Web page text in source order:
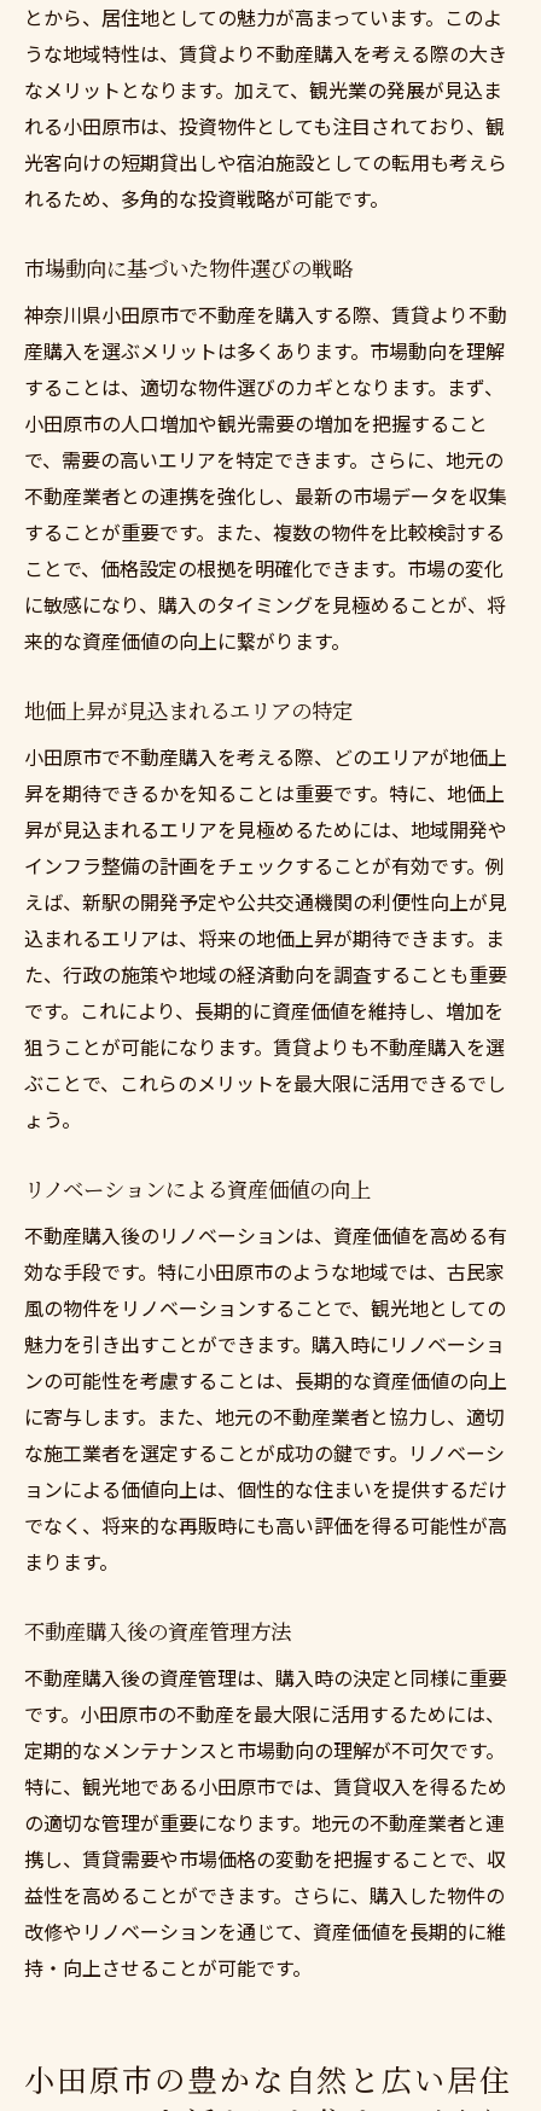
とから、居住地としての魅力が高まっています。このよ
うな地域特性は、賃貸より不動産購入を考える際の大き
なメリットとなります。加えて、観光業の発展が見込ま
れる小田原市は、投資物件としても注目されており、観
光客向けの短期貸出しや宿泊施設としての転用も考えら
れるため、多角的な投資戦略が可能です。
市場動向に基づいた物件選びの戦略
神奈川県小田原市で不動産を購入する際、賃貸より不動
産購入を選ぶメリットは多くあります。市場動向を理解
することは、適切な物件選びのカギとなります。まず、
小田原市の人口増加や観光需要の増加を把握すること
で、需要の高いエリアを特定できます。さらに、地元の
不動産業者との連携を強化し、最新の市場データを収集
することが重要です。また、複数の物件を比較検討する
ことで、価格設定の根拠を明確化できます。市場の変化
に敏感になり、購入のタイミングを見極めることが、将
来的な資産価値の向上に繋がります。
地価上昇が見込まれるエリアの特定
小田原市で不動産購入を考える際、どのエリアが地価上
昇を期待できるかを知ることは重要です。特に、地価上
昇が見込まれるエリアを見極めるためには、地域開発や
インフラ整備の計画をチェックすることが有効です。例
えば、新駅の開発予定や公共交通機関の利便性向上が見
込まれるエリアは、将来の地価上昇が期待できます。ま
た、行政の施策や地域の経済動向を調査することも重要
です。これにより、長期的に資産価値を維持し、増加を
狙うことが可能になります。賃貸よりも不動産購入を選
ぶことで、これらのメリットを最大限に活用できるでし
ょう。
リノベーションによる資産価値の向上
不動産購入後のリノベーションは、資産価値を高める有
効な手段です。特に小田原市のような地域では、古民家
風の物件をリノベーションすることで、観光地としての
魅力を引き出すことができます。購入時にリノベーショ
ンの可能性を考慮することは、長期的な資産価値の向上
に寄与します。また、地元の不動産業者と協力し、適切
な施工業者を選定することが成功の鍵です。リノベーシ
ョンによる価値向上は、個性的な住まいを提供するだけ
でなく、将来的な再販時にも高い評価を得る可能性が高
まります。
不動産購入後の資産管理方法
不動産購入後の資産管理は、購入時の決定と同様に重要
です。小田原市の不動産を最大限に活用するためには、
定期的なメンテナンスと市場動向の理解が不可欠です。
特に、観光地である小田原市では、賃貸収入を得るため
の適切な管理が重要になります。地元の不動産業者と連
携し、賃貸需要や市場価格の変動を把握することで、収
益性を高めることができます。さらに、購入した物件の
改修やリノベーションを通じて、資産価値を長期的に維
持・向上させることが可能です。
小田原市の豊かな自然と広い居住